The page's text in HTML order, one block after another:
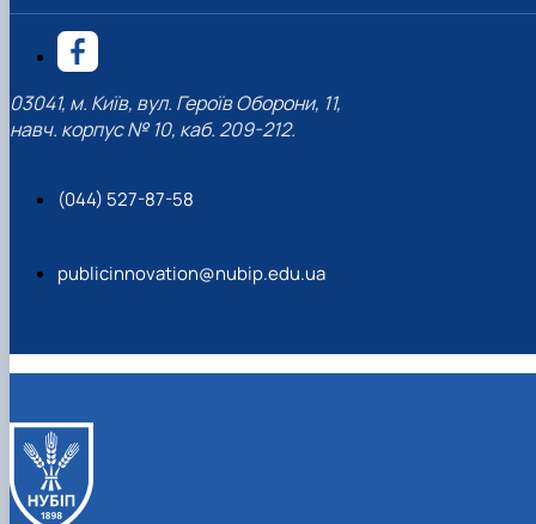
03041, м. Київ, вул. Героїв Оборони, 11,
навч. корпус № 10, каб. 209-212.
(044) 527-87-58
publicinnovation@nubip.edu.ua